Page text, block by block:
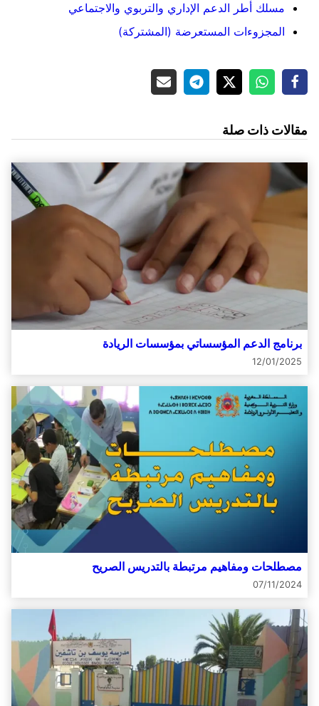
مسلك أطر الدعم الإداري والتربوي والاجتماعي
المجزوءات المستعرضة (المشتركة)
مقالات ذات صلة
برنامج الدعم المؤسساتي بمؤسسات الريادة
12/01/2025
مصطلحات ومفاهيم مرتبطة بالتدريس الصريح
07/11/2024